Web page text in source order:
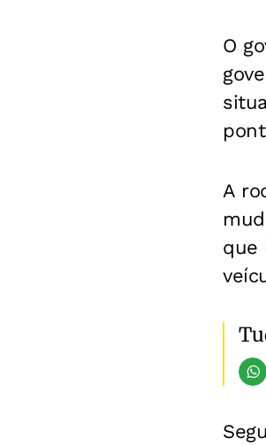
O
A
que